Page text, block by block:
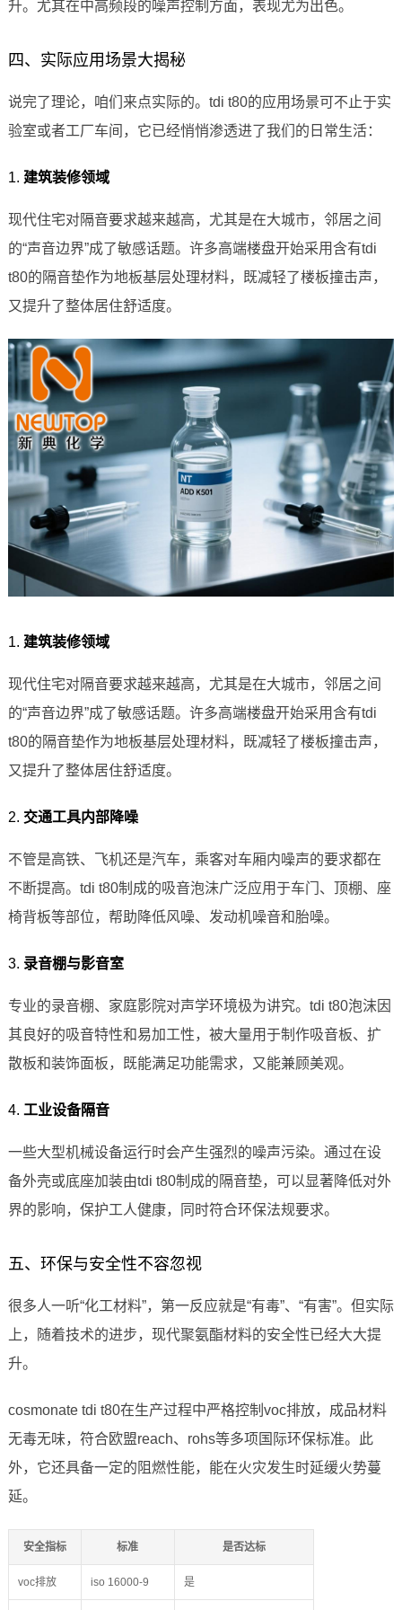
升。尤其在中高频段的噪声控制方面，表现尤为出色。
四、实际应用场景大揭秘
说完了理论，咱们来点实际的。tdi t80的应用场景可不止于实
验室或者工厂车间，它已经悄悄渗透进了我们的日常生活：
1. 建筑装修领域
现代住宅对隔音要求越来越高，尤其是在大城市，邻居之间
的“声音边界”成了敏感话题。许多高端楼盘开始采用含有tdi
t80的隔音垫作为地板基层处理材料，既减轻了楼板撞击声，
又提升了整体居住舒适度。
1. 建筑装修领域
现代住宅对隔音要求越来越高，尤其是在大城市，邻居之间
的“声音边界”成了敏感话题。许多高端楼盘开始采用含有tdi
t80的隔音垫作为地板基层处理材料，既减轻了楼板撞击声，
又提升了整体居住舒适度。
2. 交通工具内部降噪
不管是高铁、飞机还是汽车，乘客对车厢内噪声的要求都在
不断提高。tdi t80制成的吸音泡沫广泛应用于车门、顶棚、座
椅背板等部位，帮助降低风噪、发动机噪音和胎噪。
3. 录音棚与影音室
专业的录音棚、家庭影院对声学环境极为讲究。tdi t80泡沫因
其良好的吸音特性和易加工性，被大量用于制作吸音板、扩
散板和装饰面板，既能满足功能需求，又能兼顾美观。
4. 工业设备隔音
一些大型机械设备运行时会产生强烈的噪声污染。通过在设
备外壳或底座加装由tdi t80制成的隔音垫，可以显著降低对外
界的影响，保护工人健康，同时符合环保法规要求。
五、环保与安全性不容忽视
很多人一听“化工材料”，第一反应就是“有毒”、“有害”。但实际
上，随着技术的进步，现代聚氨酯材料的安全性已经大大提
升。
cosmonate tdi t80在生产过程中严格控制voc排放，成品材料
无毒无味，符合欧盟reach、rohs等多项国际环保标准。此
外，它还具备一定的阻燃性能，能在火灾发生时延缓火势蔓
延。
安全指标 标准 是否达标
voc排放 iso 16000-9 是